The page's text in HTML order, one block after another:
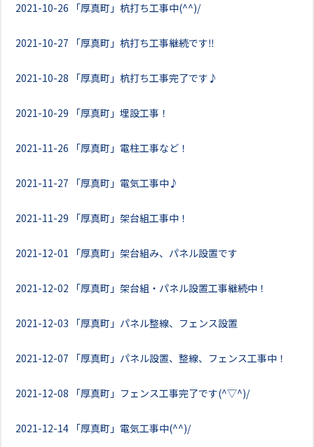
2021-10-26 「厚真町」杭打ち工事中(^^)/
2021-10-27 「厚真町」杭打ち工事継続です‼
2021-10-28 「厚真町」杭打ち工事完了です♪
2021-10-29 「厚真町」埋設工事！
2021-11-26 「厚真町」電柱工事など！
2021-11-27 「厚真町」電気工事中♪
2021-11-29 「厚真町」架台組工事中！
2021-12-01 「厚真町」架台組み、パネル設置です
2021-12-02 「厚真町」架台組・パネル設置工事継続中！
2021-12-03 「厚真町」パネル整線、フェンス設置
2021-12-07 「厚真町」パネル設置、整線、フェンス工事中！
2021-12-08 「厚真町」フェンス工事完了です(^▽^)/
2021-12-14 「厚真町」電気工事中(^^)/